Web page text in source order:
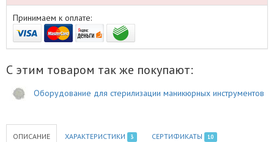
Принимаем к оплате:
С этим товаром так же покупают:
Оборудование для стерилизации маникюрных инструментов
ОПИСАНИЕ ХАРАКТЕРИСТИКИ 3 СЕРТИФИКАТЫ 10